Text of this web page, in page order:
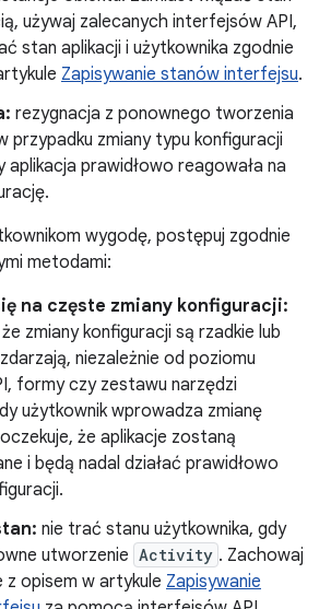
używaj zalecanych interfejsów API,
stan aplikacji i użytkownika zgodnie
Zapisywanie stanów interfejsu.
rezygnacja z ponownego tworzenia
przypadku zmiany typu konfiguracji
aplikacja prawidłowo reagowała na
wygodę, postępuj zgodnie
metodami:
na częste zmiany konfiguracji:
że zmiany konfiguracji są rzadkie lub
niezależnie od poziomu
formy czy zestawu narzędzi
użytkownik wprowadza zmianę
że aplikacje zostaną
i będą nadal działać prawidłowo
nie trać stanu użytkownika, gdy
utworzenie Activity . Zachowaj
z opisem w artykule Zapisywanie